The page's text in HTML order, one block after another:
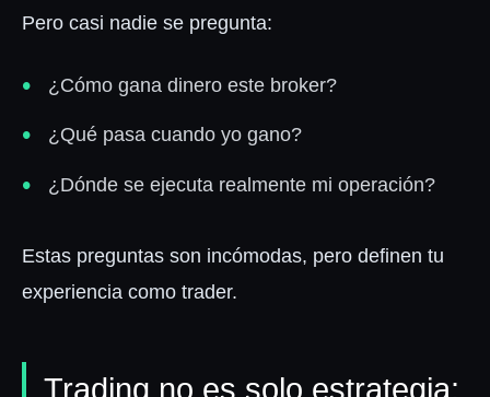
Pero casi nadie se pregunta:
¿Cómo gana dinero este broker?
¿Qué pasa cuando yo gano?
¿Dónde se ejecuta realmente mi operación?
Estas preguntas son incómodas, pero definen tu
experiencia como trader.
Trading no es solo estrategia: